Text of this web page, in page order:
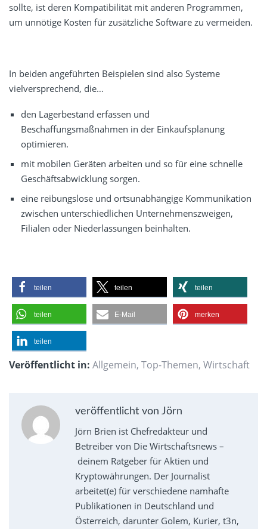
sollte, ist deren Kompatibilität mit anderen Programmen,
um unnötige Kosten für zusätzliche Software zu vermeiden.
In beiden angeführten Beispielen sind also Systeme
vielversprechend, die…
den Lagerbestand erfassen und
Beschaffungsmaßnahmen in der Einkaufsplanung
optimieren.
mit mobilen Geräten arbeiten und so für eine schnelle
Geschäftsabwicklung sorgen.
eine reibungslose und ortsunabhängige Kommunikation
zwischen unterschiedlichen Unternehmenszweigen,
Filialen oder Niederlassungen beinhalten.
teilen teilen teilen
teilen E-Mail merken
teilen
Veröffentlicht in: Allgemein, Top-Themen, Wirtschaft
veröffentlicht von Jörn
Jörn Brien ist Chefredakteur und
Betreiber von Die Wirtschaftsnews –
deinem Ratgeber für Aktien und
Kryptowährungen. Der Journalist
arbeitet(e) für verschiedene namhafte
Publikationen in Deutschland und
Österreich, darunter Golem, Kurier, t3n,